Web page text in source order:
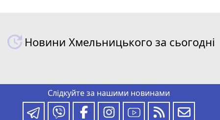
Новини Хмельницького за сьогодні
Слідкуйте за нашими новинами